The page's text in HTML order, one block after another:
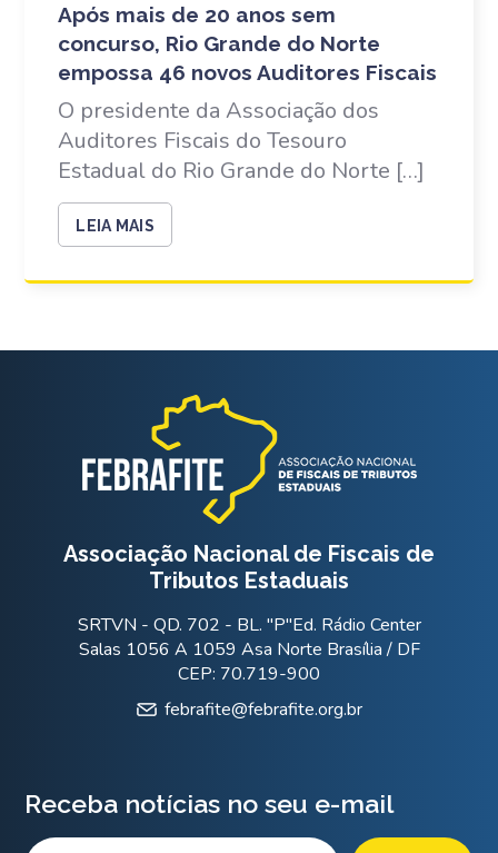
Após mais de 20 anos sem
concurso, Rio Grande do Norte
empossa 46 novos Auditores Fiscais
O presidente da Associação dos
Auditores Fiscais do Tesouro
Estadual do Rio Grande do Norte […]
LEIA MAIS
Associação Nacional de Fiscais de
Tributos Estaduais
SRTVN - QD. 702 - BL. "P"Ed. Rádio Center
Salas 1056 A 1059 Asa Norte Brasília / DF
CEP: 70.719-900
febrafite@febrafite.org.br
Receba notícias no seu e-mail